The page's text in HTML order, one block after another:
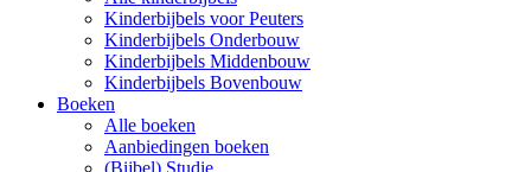
Kinderbijbels voor Peuters
Kinderbijbels Onderbouw
Kinderbijbels Middenbouw
Kinderbijbels Bovenbouw
Boeken
Alle boeken
Aanbiedingen boeken
(Bijbel) Studie